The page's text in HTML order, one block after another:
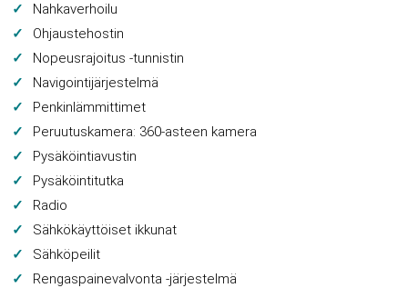
Nahkaverhoilu
Ohjaustehostin
Nopeusrajoitus -tunnistin
Navigointijärjestelmä
Penkinlämmittimet
Peruutuskamera: 360-asteen kamera
Pysäköintiavustin
Pysäköintitutka
Radio
Sähkökäyttöiset ikkunat
Sähköpeilit
Rengaspainevalvonta -järjestelmä